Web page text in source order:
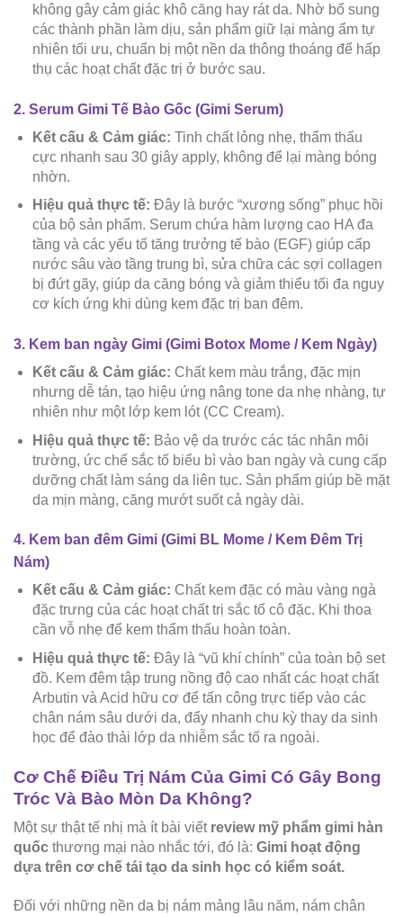
không gây cảm giác khô căng hay rát da. Nhờ bổ sung
các thành phần làm dịu, sản phẩm giữ lại màng ẩm tự
nhiên tối ưu, chuẩn bị một nền da thông thoáng để hấp
thụ các hoạt chất đặc trị ở bước sau.
2. Serum Gimi Tế Bào Gốc (Gimi Serum)
Kết cấu & Cảm giác: Tinh chất lỏng nhẹ, thẩm thấu
cực nhanh sau 30 giây apply, không để lại màng bóng
nhờn.
Hiệu quả thực tế: Đây là bước “xương sống” phục hồi
của bộ sản phẩm. Serum chứa hàm lượng cao HA đa
tầng và các yếu tố tăng trưởng tế bào (EGF) giúp cấp
nước sâu vào tầng trung bì, sửa chữa các sợi collagen
bị đứt gãy, giúp da căng bóng và giảm thiểu tối đa nguy
cơ kích ứng khi dùng kem đặc trị ban đêm.
3. Kem ban ngày Gimi (Gimi Botox Mome / Kem Ngày)
Kết cấu & Cảm giác: Chất kem màu trắng, đặc mịn
nhưng dễ tán, tạo hiệu ứng nâng tone da nhẹ nhàng, tự
nhiên như một lớp kem lót (CC Cream).
Hiệu quả thực tế: Bảo vệ da trước các tác nhân môi
trường, ức chế sắc tố biểu bì vào ban ngày và cung cấp
dưỡng chất làm sáng da liên tục. Sản phẩm giúp bề mặt
da mịn màng, căng mướt suốt cả ngày dài.
4. Kem ban đêm Gimi (Gimi BL Mome / Kem Đêm Trị
Nám)
Kết cấu & Cảm giác: Chất kem đặc có màu vàng ngà
đặc trưng của các hoạt chất trị sắc tố cô đặc. Khi thoa
cần vỗ nhẹ để kem thẩm thấu hoàn toàn.
Hiệu quả thực tế: Đây là “vũ khí chính” của toàn bộ set
đồ. Kem đêm tập trung nồng độ cao nhất các hoạt chất
Arbutin và Acid hữu cơ để tấn công trực tiếp vào các
chân nám sâu dưới da, đẩy nhanh chu kỳ thay da sinh
học để đào thải lớp da nhiễm sắc tố ra ngoài.
Cơ Chế Điều Trị Nám Của Gimi Có Gây Bong
Tróc Và Bào Mòn Da Không?
Một sự thật tế nhị mà ít bài viết review mỹ phẩm gimi hàn
quốc thương mại nào nhắc tới, đó là: Gimi hoạt động
dựa trên cơ chế tái tạo da sinh học có kiểm soát.
Đối với những nền da bị nám mảng lâu năm, nám chân